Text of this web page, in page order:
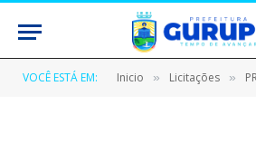
VOCÊ ESTÁ EM: Inicio » Licitações » PREGÃO